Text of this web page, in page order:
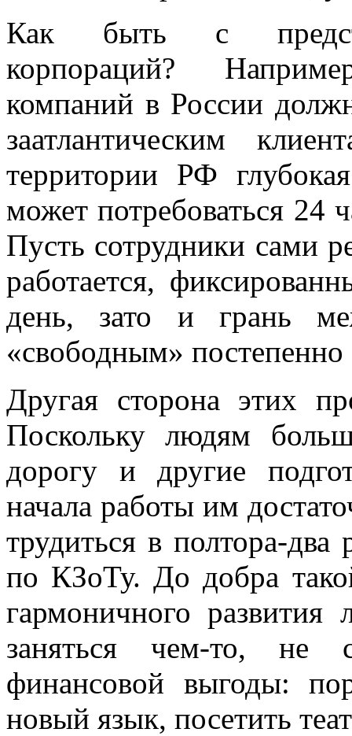
Как быть с
корпораций?
компаний в России
заатлантическим
территории РФ
может потребоваться 24
Пусть сотрудники сами
работается,
день, зато и грань
«свободным» постепенно
Другая сторона этих
Поскольку людям
дорогу и другие
начала работы им
трудиться в полтора-два
по КЗоТу. До добра
гармоничного развития
заняться чем-то, не
финансовой выгоды:
новый язык, посетить